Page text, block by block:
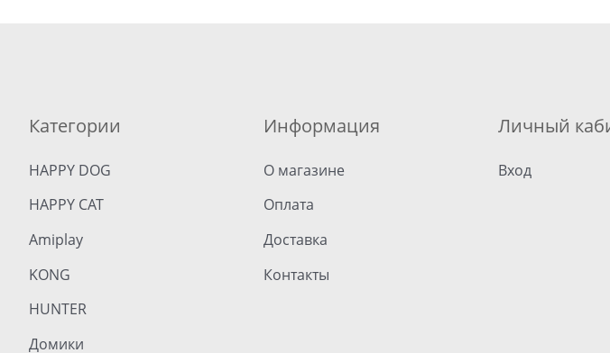
Категории
HAPPY DOG
HAPPY CAT
Amiplay
KONG
HUNTER
Домики
Информация
О магазине
Оплата
Доставка
Контакты
Личный
Вход